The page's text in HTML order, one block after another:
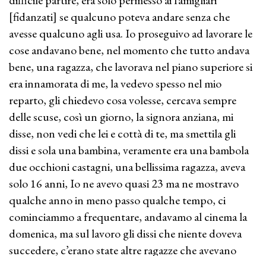
[fidanzati] se qualcuno poteva andare senza che
avesse qualcuno agli usa. Io proseguivo ad lavorare le
cose andavano bene, nel momento che tutto andava
bene, una ragazza, che lavorava nel piano superiore si
era innamorata di me, la vedevo spesso nel mio
reparto, gli chiedevo cosa volesse, cercava sempre
delle scuse, così un giorno, la signora anziana, mi
disse, non vedi che lei e cottà di te, ma smettila gli
dissi e sola una bambina, veramente era una bambola
due occhioni castagni, una bellissima ragazza, aveva
solo 16 anni, Io ne avevo quasi 23 ma ne mostravo
qualche anno in meno passo qualche tempo, ci
cominciammo a frequentare, andavamo al cinema la
domenica, ma sul lavoro gli dissi che niente doveva
succedere, c’erano state altre ragazze che avevano